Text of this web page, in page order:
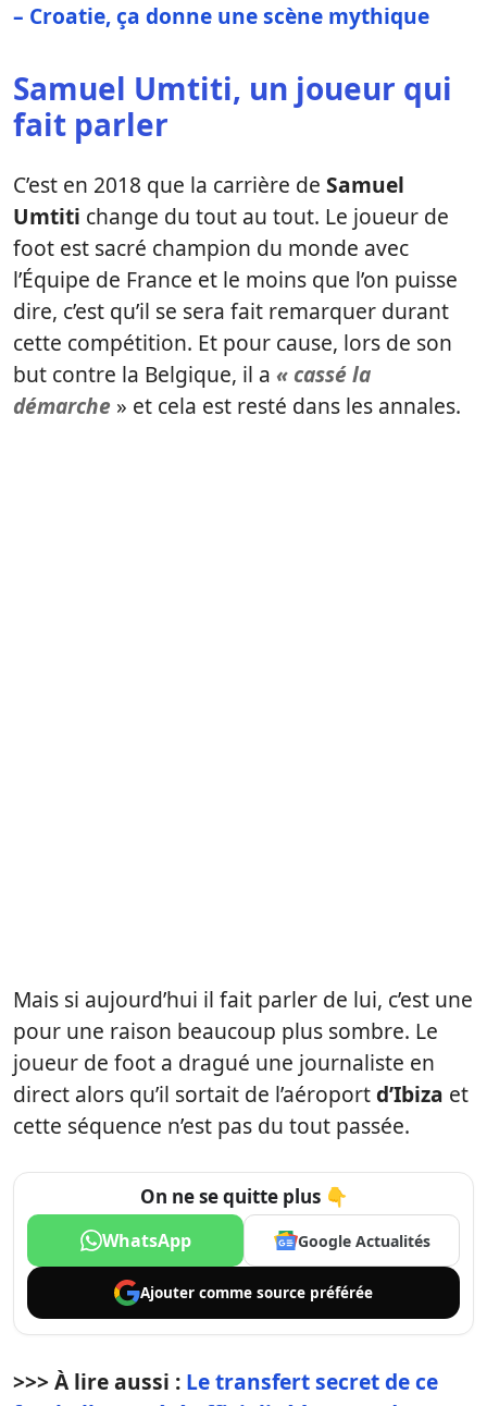
– Croatie, ça donne une scène mythique
Samuel Umtiti, un joueur qui
fait parler
C’est en 2018 que la carrière de Samuel
Umtiti change du tout au tout. Le joueur de
foot est sacré champion du monde avec
l’Équipe de France et le moins que l’on puisse
dire, c’est qu’il se sera fait remarquer durant
cette compétition. Et pour cause, lors de son
but contre la Belgique, il a « cassé la
démarche » et cela est resté dans les annales.
Mais si aujourd’hui il fait parler de lui, c’est une
pour une raison beaucoup plus sombre. Le
joueur de foot a dragué une journaliste en
direct alors qu’il sortait de l’aéroportd’Ibiza et
cette séquence n’est pas du tout passée.
On ne se quitte plus 👇
WhatsApp Google Actualités
Ajouter comme source préférée
>>> À lire aussi : Le transfert secret de ce